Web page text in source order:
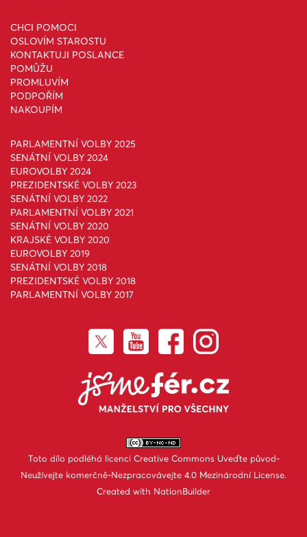
CHCI POMOCI
OSLOVÍM STAROSTU
KONTAKTUJI POSLANCE
POMŮŽU
PROMLUVÍM
PODPOŘÍM
NAKOUPÍM
PARLAMENTNÍ VOLBY 2025
SENÁTNÍ VOLBY 2024
EUROVOLBY 2024
PREZIDENTSKÉ VOLBY 2023
SENÁTNÍ VOLBY 2022
PARLAMENTNÍ VOLBY 2021
SENÁTNÍ VOLBY 2020
KRAJSKÉ VOLBY 2020
EUROVOLBY 2019
SENÁTNÍ VOLBY 2018
PREZIDENTSKÉ VOLBY 2018
PARLAMENTNÍ VOLBY 2017
Toto dílo podléhá licenci Creative Commons Uveďte původ-
Neužívejte komerčně-Nezpracovávejte 4.0 Mezinárodní License.
Created with NationBuilder